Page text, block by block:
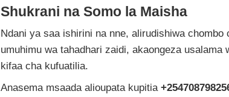
Shukrani na Somo la Maisha
Ndani ya saa ishirini na nne, alirudishiwa
umuhimu wa tahadhari zaidi, akaongeza usalama
kifaa cha kufuatilia.
Anasema msaada alioupata kupitia